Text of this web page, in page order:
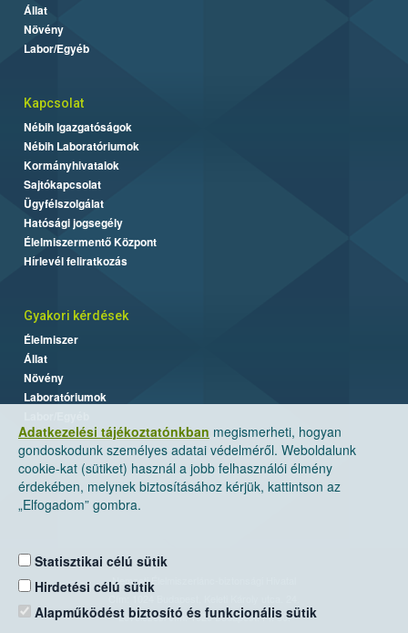
Adatkezelési tájékoztatónkban megismerheti, hogyan
gondoskodunk személyes adatai védelméről. Weboldalunk
cookie-kat (sütiket) használ a jobb felhasználói élmény
érdekében, melynek biztosításához kérjük, kattintson az
„Elfogadom” gombra.
Statisztikai célú sütik
Hirdetési célú sütik
Alapműködést biztosító és funkcionális sütik
Állat
Növény
Labor/Egyéb
Kapcsolat
Nébih Igazgatóságok
Nébih Laboratóriumok
Kormányhivatalok
Sajtókapcsolat
Ügyfélszolgálat
Hatósági jogsegély
Élelmiszermentő Központ
Hírlevél feliratkozás
Gyakori kérdések
Élelmiszer
Állat
Növény
Laboratóriumok
Nemzeti Élelmiszerlánc-biztonsági Hivatal
Levelezési cím: 1525 Budapest. Pf. 30.